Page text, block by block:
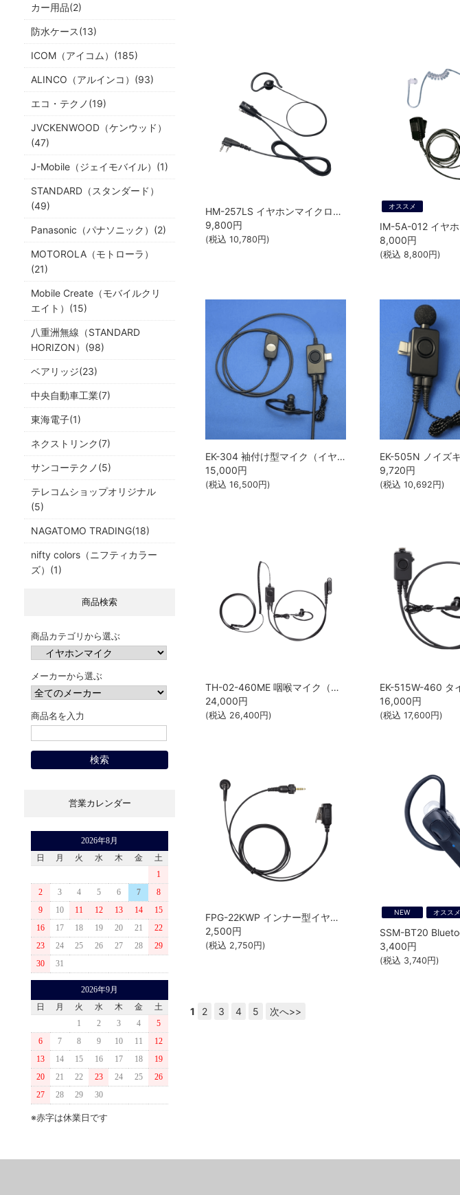
カー用品(2)
防水ケース(13)
ICOM（アイコム）(185)
ALINCO（アルインコ）(93)
エコ・テクノ(19)
JVCKENWOOD（ケンウッド）
(47)
J-Mobile（ジェイモバイル）(1)
STANDARD（スタンダード）
(49)
Panasonic（パナソニック）(2)
MOTOROLA（モトローラ）
(21)
Mobile Create（モバイルクリ
エイト）(15)
八重洲無線（STANDARD
HORIZON）(98)
ベアリッジ(23)
中央自動車工業(7)
東海電子(1)
ネクストリンク(7)
サンコーテクノ(5)
テレコムショップオリジナル
(5)
NAGATOMO TRADING(18)
nifty colors（ニフティカラー
ズ）(1)
商品検索
商品カテゴリから選ぶ
メーカーから選ぶ
商品名を入力
営業カレンダー
2026年8月
日
月 火 水 木 金
土
1
2
3 4 5 6 7
8
9
10 11 12 13 14
15
16
17 18 19 20 21
22
23
24 25 26 27 28
29
30
31
2026年9月
日
月 火 水 木 金
土
1
2 3 4
5
6
7 8 9 10 11
12
13
14 15 16 17 18
19
20
21 22 23 24 25
26
27
28 29 30
※赤字は休業日です
HM-257LS イヤホンマイクロホン ICOM
9,800円
(税込10,780 円)
オススメ
8,000円
(税込 8,800 円)
EK-304 袖付け型マイク（イヤホン付） エコテクノ （EKO TECHNO）
15,000円
(税込16,500 円)
9,720円
(税込 10,692 円)
TH-02-460ME 咽喉マイク（耳かけイヤホン付属） STANDARD
24,000円
(税込 26,400円)
16,000円
(税込 17,600円)
FPG-22KWP インナー型イヤホンマイク F.R.C.
2,500円
(税込 2,750 円)
NEW オススメ
3,400円
(税込 3,740 円)
1 2 3 4 5 次へ>>